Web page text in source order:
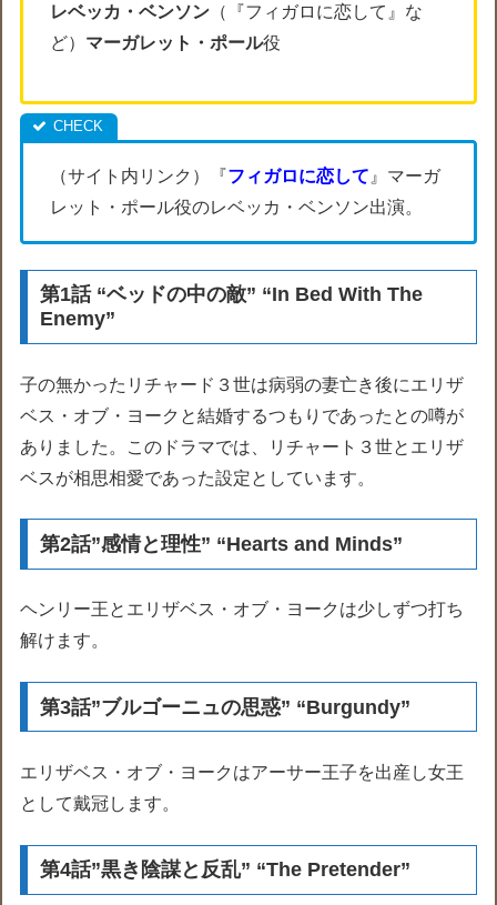
レベッカ・ベンソン （
『フィガロに恋して』な
ど） マーガレット・ポール役
（サイト内リンク）『フィガロに恋して 』マーガ
レット・ポール役のレベッカ・ベンソン出演。
第1話 “ベッドの中の敵” “In Bed With The
Enemy”
子の無かったリチャード３世は病弱の妻亡き後にエリザ
ベス・オブ・ヨークと結婚するつもりであったとの噂が
ありました。このドラマでは、リチャート３世とエリザ
ベスが相思相愛であった設定としています。
第2話”感情と理性” “Hearts and Minds”
ヘンリー王とエリザベス・オブ・ヨークは少しずつ打ち
解けます。
第3話”ブルゴーニュの思惑” “Burgundy”
エリザベス・オブ・ヨークはアーサー王子を出産し女王
として戴冠します。
第4話”黒き陰謀と反乱” “The Pretender”